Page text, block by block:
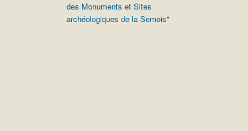
des Monuments et Sites
archéologiques de la Semois"